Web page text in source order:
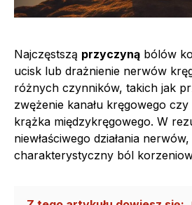
Najczęstszą przyczyną bólów
ucisk lub drażnienie nerwów
różnych czynników, takich jak
zwężenie kanału kręgowego
krążka międzykręgowego. W
niewłaściwego działania
charakterystyczny ból